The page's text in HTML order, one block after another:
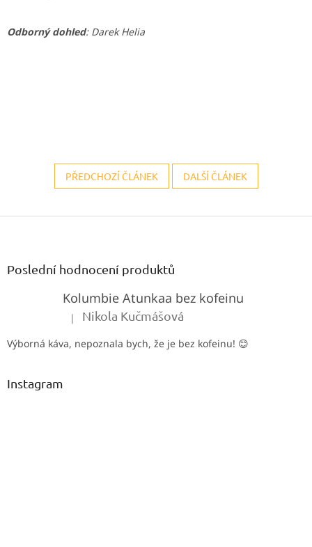
Odborný dohled: Darek Helia
PŘEDCHOZÍ ČLÁNEK DALŠÍ ČLÁNEK
Z
Poslední hodnocení produktů
Kolumbie Atunkaa bez kofeinu
Hodnocení produktu je 5 z 5 hvězdiček.
| Nikola Kučmášová
Výborná káva, nepoznala bych, že je bez kofeinu! 😊
Instagram